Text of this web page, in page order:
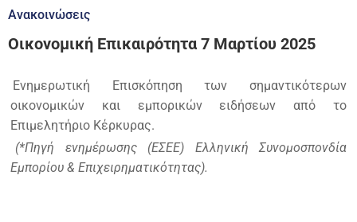
Ανακοινώσεις
Οικονομική Επικαιρότητα 7 Μαρτίου 2025
Ενημερωτική Επισκόπηση των σημαντικότερων
οικονομικών και εμπορικών ειδήσεων από το
Επιμελητήριο Κέρκυρας.
(*Πηγή ενημέρωσης (ΕΣΕΕ) Ελληνική Συνομοσπονδία
Εμπορίου & Επιχειρηματικότητας).